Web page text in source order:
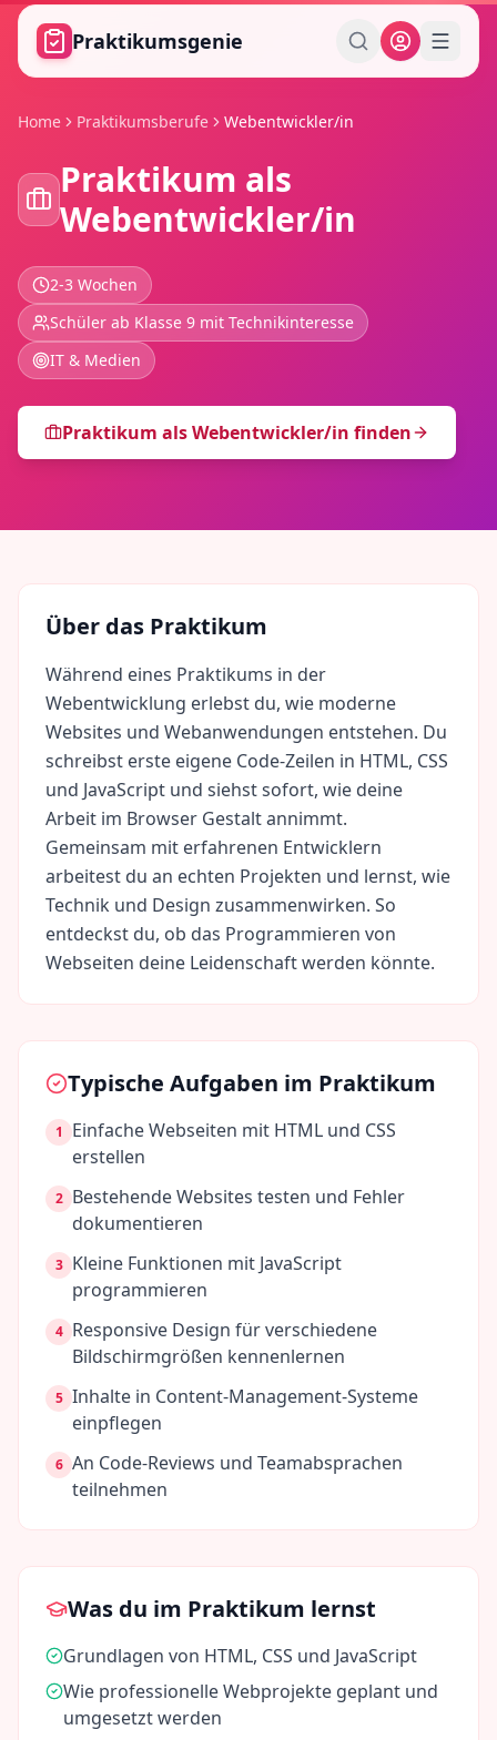
Zum Hauptinhalt springen
Praktikumsgenie
Home Praktikumsberufe Webentwickler/in
Praktikum als
Webentwickler/in
2-3 Wochen
Schüler ab Klasse 9 mit Technikinteresse
IT & Medien
Praktikum alsWebentwickler/in finden
Über das Praktikum
Während eines Praktikums in der
Webentwicklung erlebst du, wie moderne
Websites und Webanwendungen entstehen. Du
schreibst erste eigene Code-Zeilen in HTML, CSS
und JavaScript und siehst sofort, wie deine
Arbeit im Browser Gestalt annimmt.
Gemeinsam mit erfahrenen Entwicklern
arbeitest du an echten Projekten und lernst, wie
Technik und Design zusammenwirken. So
entdeckst du, ob das Programmieren von
Webseiten deine Leidenschaft werden könnte.
Typische Aufgaben im Praktikum
1
Einfache Webseiten mit HTML und CSS
erstellen
2 Bestehende Websites testen und Fehler
dokumentieren
3 Kleine Funktionen mit JavaScript
programmieren
4 Responsive Design für verschiedene
Bildschirmgrößen kennenlernen
5 Inhalte in Content-Management-Systeme
einpflegen
6 An Code-Reviews und Teamabsprachen
teilnehmen
Was du im Praktikum lernst
Grundlagen von HTML, CSS und JavaScript
Wie professionelle Webprojekte geplant und
umgesetzt werden